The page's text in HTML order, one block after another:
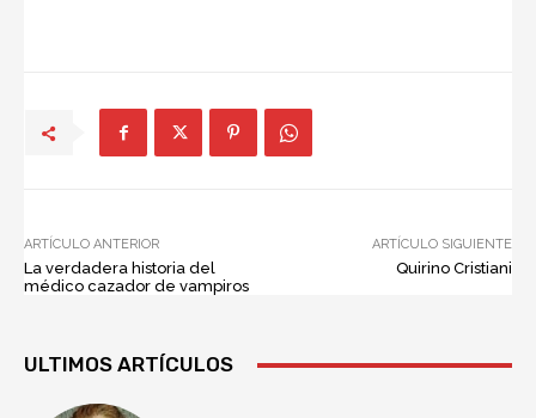
ARTÍCULO ANTERIOR
La verdadera historia del
médico cazador de vampiros
ARTÍCULO SIGUIENTE
Quirino Cristiani
ULTIMOS ARTÍCULOS